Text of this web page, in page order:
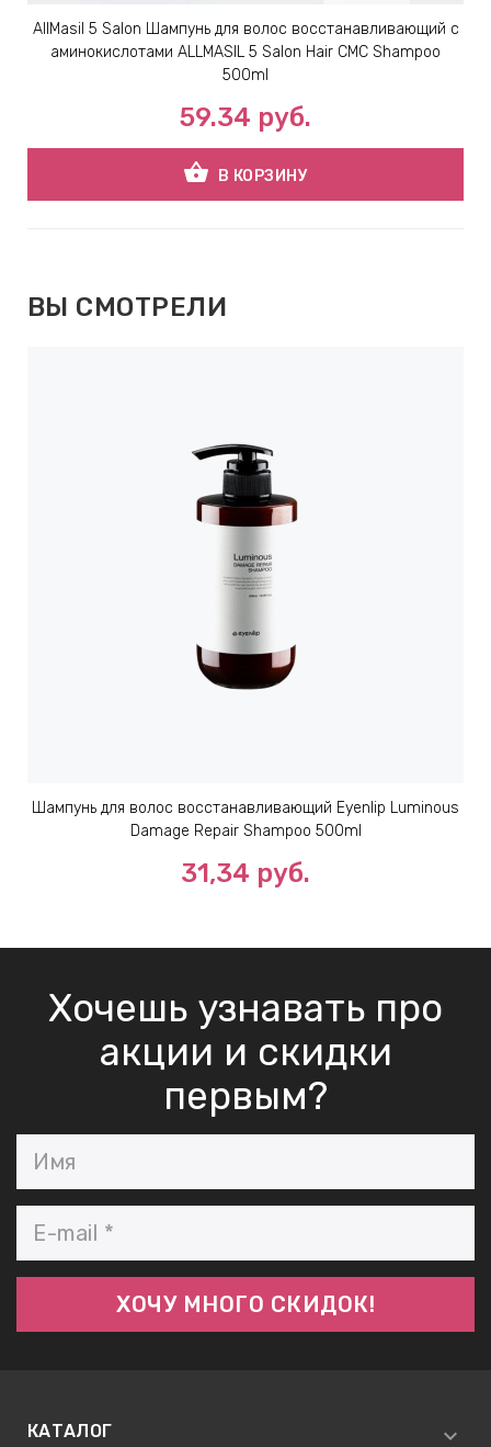
AllMasil 5 Salon Шампунь для волос восстанавливающий с
аминокислотами ALLMASIL 5 Salon Hair CMC Shampoo
500ml
59.34 руб.
shopping_basket В КОРЗИНУ
ВЫ СМОТРЕЛИ
Шампунь для волос восстанавливающий Eyenlip Luminous
Damage Repair Shampoo 500ml
31,34 руб.
Хочешь узнавать про
акции и скидки
первым?
КАТАЛОГ